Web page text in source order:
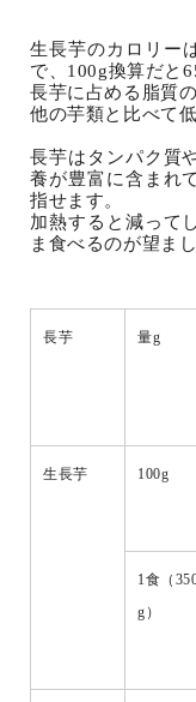
生長芋のカロリー
で、100g換算だと
長芋に占める脂質
他の芋類と比べて
長芋はタンパク質
養が豊富に含まれ
指せます。
加熱すると減って
ま食べるのが望ま
長芋 量g
生長芋 100g
1食（
g）